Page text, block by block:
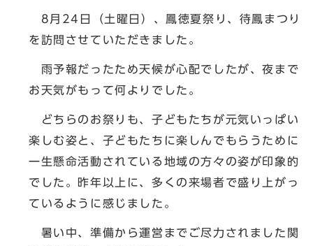
8月24日（土曜日）、鳳徳夏祭り、待鳳まつり
を訪問させていただきました。
雨予報だったため天候が心配でしたが、夜まで
お天気がもって何よりでした。
どちらのお祭りも、子どもたちが元気いっぱい
楽しむ姿と、子どもたちに楽しんでもらうために
一生懸命活動されている地域の方々の姿が印象的
でした。昨年以上に、多くの来場者で盛り上がっ
ているように感じました。
暑い中、準備から運営までご尽力されました関